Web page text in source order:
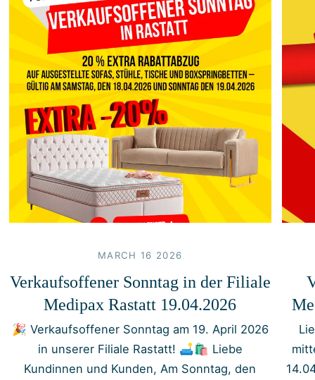
MARCH 16 2026
Verkaufsoffener Sonntag in der Filiale
Medipax Rastatt 19.04.2026
🎉 Verkaufsoffener Sonntag am 19. April 2026
in unserer Filiale Rastatt! 🛋️🛍️ Liebe
Kundinnen und Kunden, Am Sonntag, den